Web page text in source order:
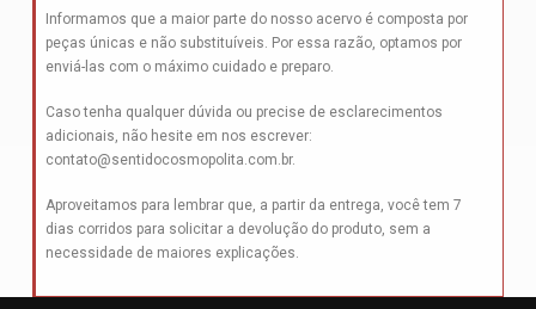
Informamos que a maior parte do nosso acervo é composta por
peças únicas e não substituíveis. Por essa razão, optamos por
enviá-las com o máximo cuidado e preparo.
Caso tenha qualquer dúvida ou precise de esclarecimentos
adicionais, não hesite em nos escrever:
contato@sentidocosmopolita.com.br.
Aproveitamos para lembrar que, a partir da entrega, você tem 7
dias corridos para solicitar a devolução do produto, sem a
necessidade de maiores explicações.